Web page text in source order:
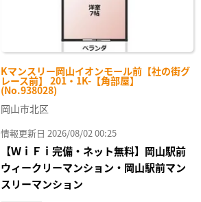
Kマンスリー岡山イオンモール前【社の街グ
レース前】 201・1K-【角部屋】
(No.938028)
岡山市北区
情報更新日 2026/08/02 00:25
【ＷｉＦｉ完備・ネット無料】岡山駅前
ウィークリーマンション・岡山駅前マン
スリーマンション